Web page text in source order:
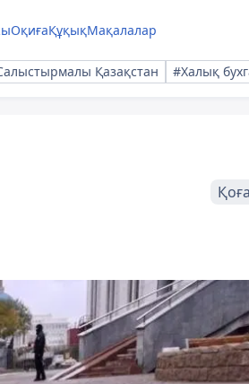
ОқиғаҚұқықМақалалар
Қазақстан #Халық